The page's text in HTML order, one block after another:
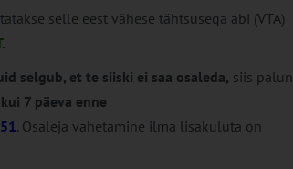
selle eest vähese tähtsusega abi (VTA)
.
selgub, et te siiski ei saa osaleda, siis palun
7 päeva enne
. Osaleja vahetamine ilma lisakuluta on